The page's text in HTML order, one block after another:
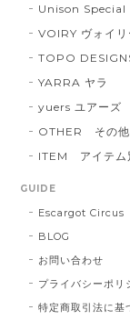
Unison Special
VOIRY ヴォイリ
TOPO
YARRA ヤラ
yuers ユアーズ
OTHER その他
ITEM アイテム
GUIDE
Escargot Circus
BLOG
お問い合わせ
プライバシーポリ
特定商取引法に基